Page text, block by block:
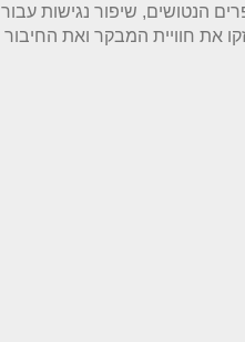
הנטושים, שיפור נגישות עבור
את חוויית המבקר ואת החיבור